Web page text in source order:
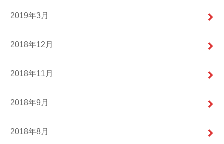
2019年3月
2018年12月
2018年11月
2018年9月
2018年8月